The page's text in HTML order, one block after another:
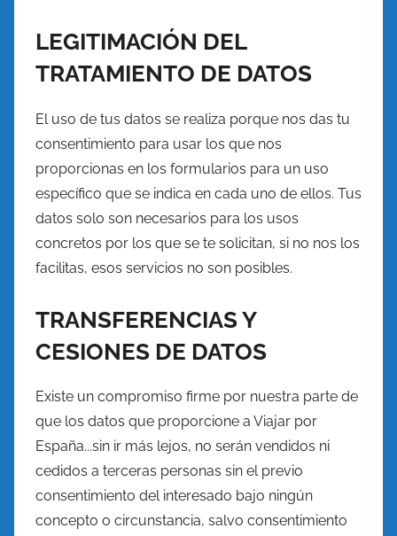
LEGITIMACIÓN DEL
TRATAMIENTO DE DATOS
El uso de tus datos se realiza porque nos das tu
consentimiento para usar los que nos
proporcionas en los formularios para un uso
específico que se indica en cada uno de ellos. Tus
datos solo son necesarios para los usos
concretos por los que se te solicitan, si no nos los
facilitas, esos servicios no son posibles.
TRANSFERENCIAS Y
CESIONES DE DATOS
Existe un compromiso firme por nuestra parte de
que los datos que proporcione a Viajar por
España...sin ir más lejos, no serán vendidos ni
cedidos a terceras personas sin el previo
consentimiento del interesado bajo ningún
concepto o circunstancia, salvo consentimiento